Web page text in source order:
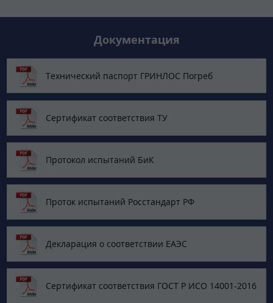
Документация
Технический паспорт ГРИНЛОС Погреб
Сертификат соответствия ТУ
Протокол испытаний БиК
Проток испытаний Росстандарт РФ
Декларация о соответствии ЕАЭС
Сертификат соответствия ГОСТ Р ИСО 14001-2016